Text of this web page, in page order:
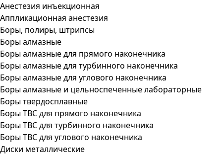
Анестезия инъекционная
Аппликационная анестезия
Боры, полиры, штрипсы
Боры алмазные
Боры алмазные для прямого наконечника
Боры алмазные для турбинного наконечника
Боры алмазные для углового наконечника
Боры алмазные и цельноспеченные лабораторные
Боры твердосплавные
Боры ТВС для прямого наконечника
Боры ТВС для турбинного наконечника
Боры ТВС для углового наконечника
Диски металлические